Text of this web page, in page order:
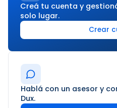
Creá tu cuenta y gestioná todo tu negocio en un
solo lugar.
Crear
Hablá con un asesor y conocé cómo funciona
Dux.